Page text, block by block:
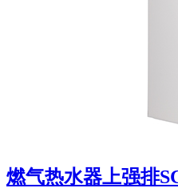
燃气热水器上强排